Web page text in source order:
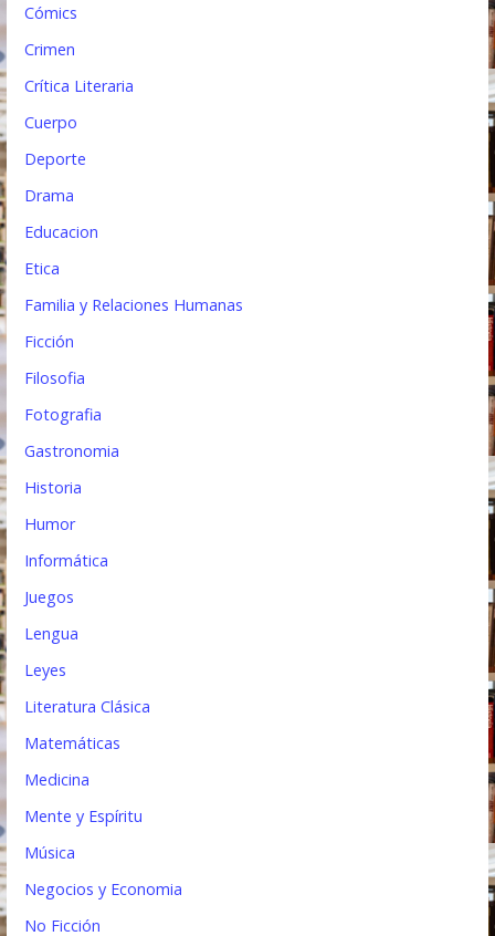
Cómics
Crimen
Crítica Literaria
Cuerpo
Deporte
Drama
Educacion
Etica
Familia y Relaciones Humanas
Ficción
Filosofia
Fotografia
Gastronomia
Historia
Humor
Informática
Juegos
Lengua
Leyes
Literatura Clásica
Matemáticas
Medicina
Mente y Espíritu
Música
Negocios y Economia
No Ficción